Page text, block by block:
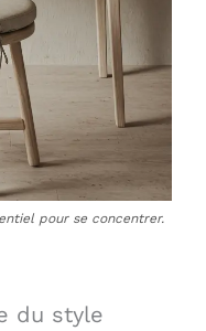
pour se concentrer.
du style